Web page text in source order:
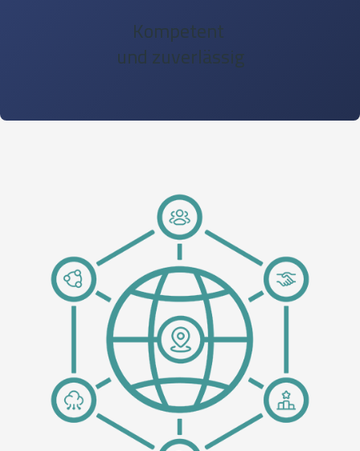
Kompetent
und zuverlässig